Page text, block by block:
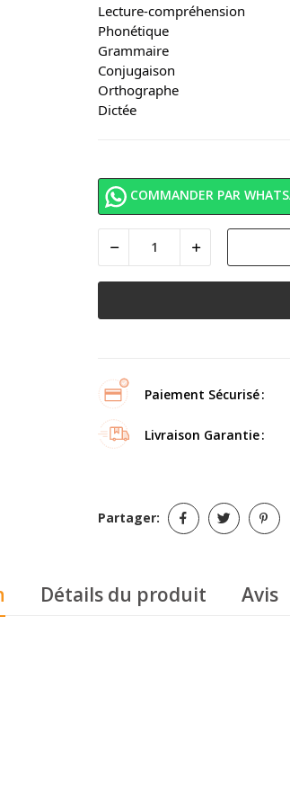
Lecture-compréhension
Phonétique
Grammaire
Conjugaison
Orthographe
Dictée
COMMANDER PAR
Paiement Sécurisé
Livraison Garantie
Partager:
Détails du produit Avis